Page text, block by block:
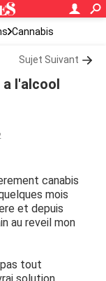
Cannabis
Sujet Suivant
a l'alcool
canabis
mois
et depuis
au reveil mon
tout